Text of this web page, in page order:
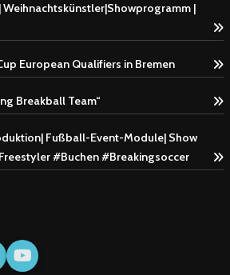
|
European Qualifiers in Bremen
Breakball Team“
Fußball-Event-Module| Show
#Buchen #Breakingsoccer